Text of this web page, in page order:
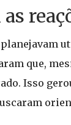
que,
Isso